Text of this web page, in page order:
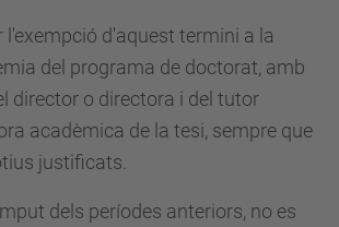
l'exempció d'aquest termini a la
del programa de doctorat, amb
director o directora i del tutor
acadèmica de la tesi, sempre que
justificats.
dels períodes anteriors, no es